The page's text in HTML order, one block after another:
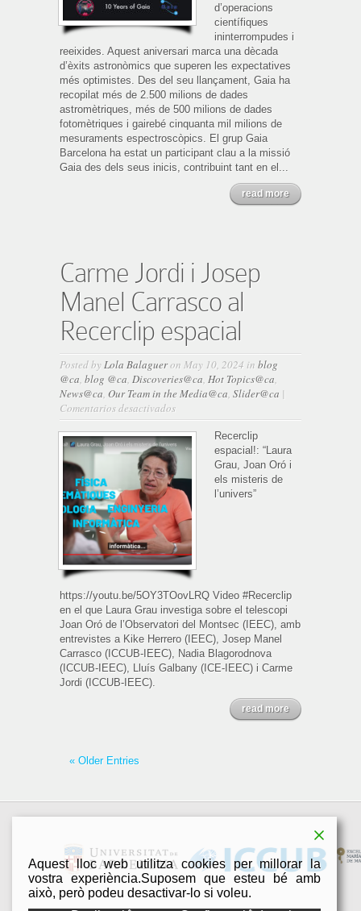
d’operacions
científiques
ininterrompudes i
reeixides. Aquest aniversari marca una dècada
d’èxits astronòmics que superen les expectatives
més optimistes. Des del seu llançament, Gaia ha
recopilat més de 2.500 milions de dades
astromètriques, més de 500 milions de dades
fotomètriques i gairebé cinquanta mil milions de
mesuraments espectroscòpics. El grup Gaia
Barcelona ha estat un participant clau a la missió
Gaia des dels seus inicis, contribuint tant en el...
read more
Carme Jordi i Josep
Manel Carrasco al
Recerclip espacial
Posted byLola Balagueron May 10, 2024 in blog
@ca, blog @ca, Discoveries@ca, Hot Topics@ca,
News@ca, Our Team in the Media@ca, Slider@ca |
Comentarios desactivadosen
Carme
Jordi
i
Josep
Manel
Carrasco
al
Recerclip
espacial
Recerclip
espacial!: “Laura
Grau, Joan Oró i
els misteris de
l’univers”
https://youtu.be/5OY3TOovLRQ Video #Recerclip
en el que Laura Grau investiga sobre el telescopi
Joan Oró de l’Observatori del Montsec (IEEC), amb
entrevistes a Kike Herrero (IEEC), Josep Manel
Carrasco (ICCUB-IEEC), Nadia Blagorodnova
(ICCUB-IEEC), Lluís Galbany (ICE-IEEC) i Carme
Jordi (ICCUB-IEEC).
read more
« Older Entries
Aquest lloc web utilitza cookies per millorar la
vostra experiència.Suposem que esteu bé amb
això, però podeu desactivar-lo si voleu.